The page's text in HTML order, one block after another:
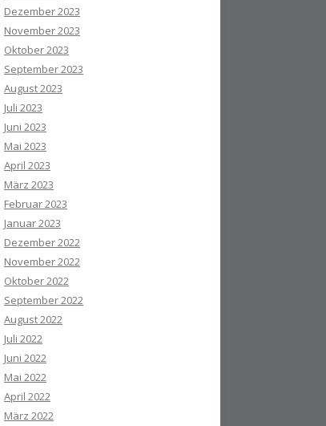
Dezember 2023
November 2023
Oktober 2023
September 2023
August 2023
Juli 2023
Juni 2023
Mai 2023
April 2023
März 2023
Februar 2023
Januar 2023
Dezember 2022
November 2022
Oktober 2022
September 2022
August 2022
Juli 2022
Juni 2022
Mai 2022
April 2022
März 2022